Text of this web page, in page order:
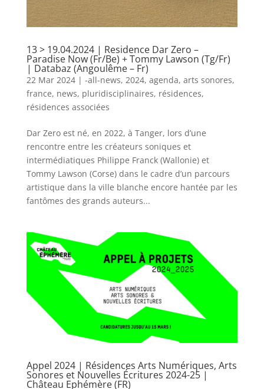
13 > 19.04.2024 | Residence Dar Zero –
Paradise Now (Fr/Be) + Tommy Lawson (Tg/Fr)
| Databaz (Angoulême – Fr)
22 Mar 2024| -all-news, 2024, agenda, arts sonores,
france, news, pluridisciplinaires, résidences,
résidences associées
Dar Zero est né, en 2022, à Tanger, lors d’une
rencontre entre les créateurs soniques et
intermédiatiques Philippe Franck (Wallonie) et
Tommy Lawson (Corse) dans le cadre d’un parcours
artistique dans la ville blanche encore hantée par les
fantômes des grands auteurs...
Appel 2024 | Résidences Arts Numériques, Arts
Sonores et Nouvelles Écritures 2024-25 |
Château Ephémère (FR)